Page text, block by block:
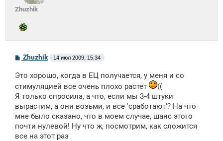
Zhuzhik
С
о
б
щ
е
н
и
Zhuzhik 14 июл 2009, 15:34
Это хорошо, когда в ЕЦ получается, у меня и со
стимуляцией все очень плохо растет
((
Я только спросила, а что, если мы 3-4 штуки
вырастим, а они возьми, и все 'сработают'? На что
мне было сказано, что в моем случае, шанс этого
почти нулевой! Ну что ж, посмотрим, как сложится
все на этот раз